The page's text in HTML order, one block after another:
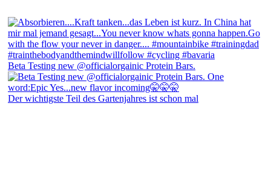
Beta Testing new @officialorgainic Protein Bars.
Der wichtigste Teil des Gartenjahres ist schon mal